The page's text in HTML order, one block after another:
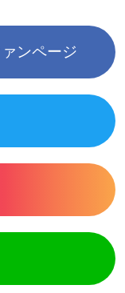
ンページ